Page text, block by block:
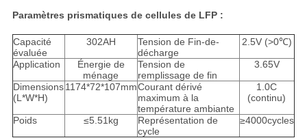
Paramètres prismatiques de cellules de LFP :
Capacité
évaluée
302AH
Tension de Fin-de-
décharge
2.5V (>0℃)
Application
Énergie de
ménage
Tension de
remplissage de fin
3.65V
Dimensions
(L*W*H)
1174*72*107mmCourant dérivé
maximum à la
température ambiante
1.0C
(continu)
Poids ≤5.51kg
Représentation de
cycle
≥4000cycles